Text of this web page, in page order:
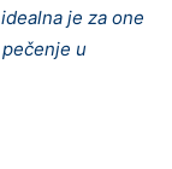
idealna je za one
pečenje u